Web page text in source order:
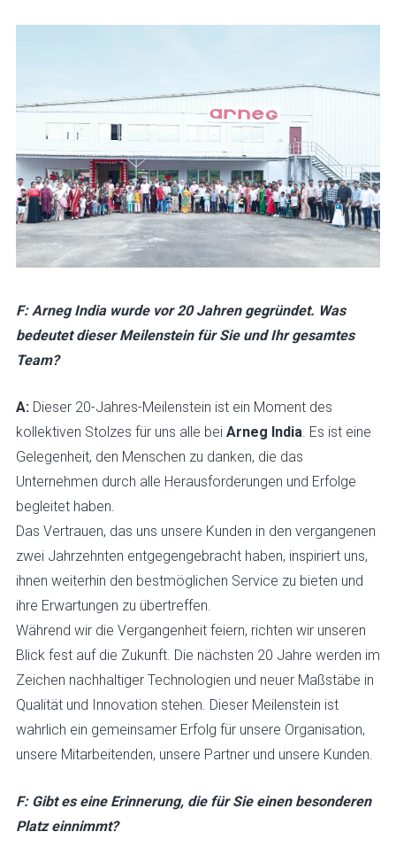
F: Arneg India wurde vor 20 Jahren gegründet. Was
bedeutet dieser Meilenstein für Sie und Ihr gesamtes
Team?
A: Dieser 20-Jahres-Meilenstein ist ein Moment des
kollektiven Stolzes für uns alle bei Arneg India . Es ist eine
Gelegenheit, den Menschen zu danken, die das
Unternehmen durch alle Herausforderungen und Erfolge
begleitet haben.
Das Vertrauen, das uns unsere Kunden in den vergangenen
zwei Jahrzehnten entgegengebracht haben, inspiriert uns,
ihnen weiterhin den bestmöglichen Service zu bieten und
ihre Erwartungen zu übertreffen.
Während wir die Vergangenheit feiern, richten wir unseren
Blick fest auf die Zukunft. Die nächsten 20 Jahre werden im
Zeichen nachhaltiger Technologien und neuer Maßstäbe in
Qualität und Innovation stehen. Dieser Meilenstein ist
wahrlich ein gemeinsamer Erfolg für unsere Organisation,
unsere Mitarbeitenden, unsere Partner und unsere Kunden.
F: Gibt es eine Erinnerung, die für Sie einen besonderen
Platz einnimmt?